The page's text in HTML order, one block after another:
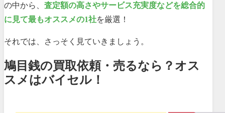
の中から、 査定額の高さやサービス充実度などを総合的
に見て最もオススメの1社を厳選！
それでは、さっそく見ていきましょう。
鳩目銭の買取依頼・売るなら？オス
スメはバイセル！